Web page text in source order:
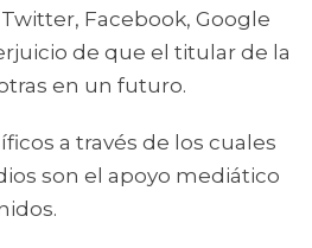
Facebook, Google
de que el titular de la
en un futuro.
a través de los cuales
son el apoyo mediático